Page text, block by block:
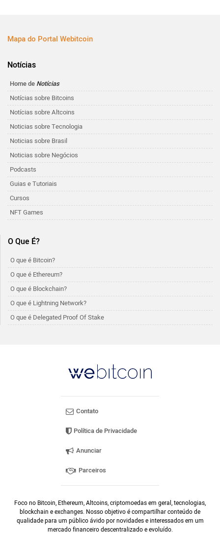
Mapa do Portal Webitcoin
Notícias
Home de Notícias
Notícias sobre Bitcoins
Notícias sobre Altcoins
Noticias sobre Tecnologia
Noticias sobre Brasil
Noticias sobre Negócios
Podcasts
Guias e Tutoriais
Cursos
NFT Games
O Que É?
O que é Bitcoin?
O que é Ethereum?
O que é Blockchain?
O que é Lightning Network?
O que é Delegated Proof Of Stake
Contato
Política de Privacidade
Anunciar
Parceiros
Foco no Bitcoin, Ethereum, Altcoins, criptomoedas em geral, tecnologias,
blockchain e exchanges. Nosso objetivo é compartilhar conteúdo de
qualidade para um público ávido por novidades e interessados em um
mercado financeiro descentralizado e evoluído.